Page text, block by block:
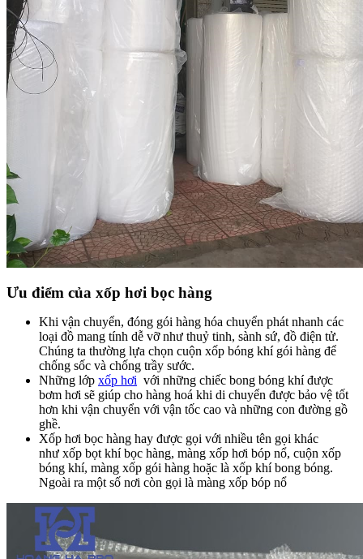
Ưu điểm của xốp hơi bọc hàng
Khi vận chuyển, đóng gói hàng hóa chuyển phát nhanh các
loại đồ mang tính dễ vỡ như thuỷ tinh, sành sứ, đồ điện tử.
Chúng ta thường lựa chọn cuộn xốp bóng khí gói hàng để
chống sốc và chống trầy sước.
Những lớp xốp hơi với những chiếc bong bóng khí được
bơm hơi sẽ giúp cho hàng hoá khi di chuyển được bảo vệ tốt
hơn khi vận chuyển với vận tốc cao và những con đường gồ
ghề.
Xốp hơi bọc hàng hay được gọi với nhiều tên gọi khác
như xốp bọt khí bọc hàng, màng xốp hơi bóp nổ, cuộn xốp
bóng khí, màng xốp gói hàng hoặc là xốp khí bong bóng.
Ngoài ra một số nơi còn gọi là màng xốp bóp nổ